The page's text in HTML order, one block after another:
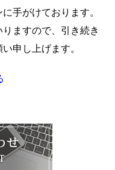
手がけております。
ますので、引き続き
申し上げます。